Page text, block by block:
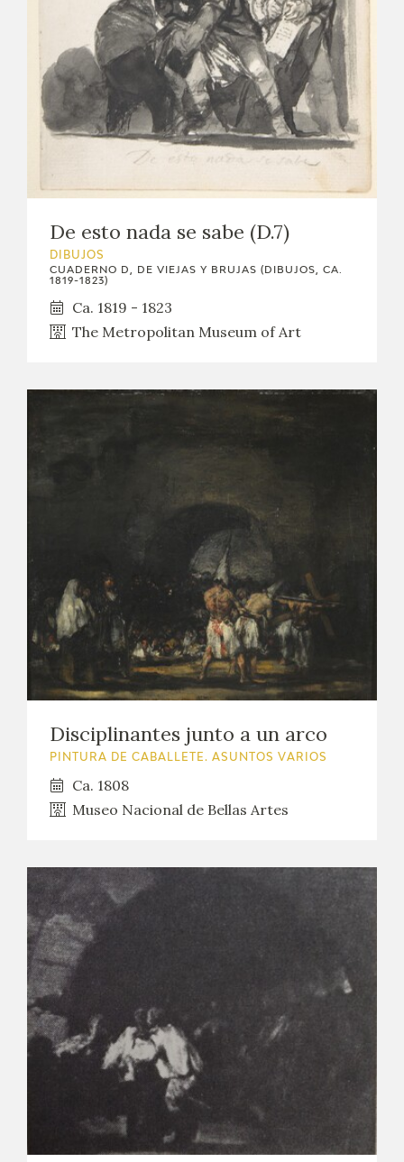
SALA DE PRENSA
BLOG CUADERNO ITALIANO
FRANCISCO DE GOYA
BIOGRAFÍA
CRONOLOGÍA
EL VIAJE DE GOYA
CATÁLOGO
PUBLICACIONES
TIENDA
TIENDA ONLINE
CEDEA
RECURSOS EDUCATIVOS
De esto nada se sabe (D.7)
DIBUJOS
CUADERNO D, DE VIEJAS Y BRUJAS (DIBUJOS, CA.
1819-1823)
Ca. 1819 - 1823
The Metropolitan Museum of Art
Disciplinantes junto a un arco
PINTURA DE CABALLETE. ASUNTOS VARIOS
Ca. 1808
Museo Nacional de Bellas Artes